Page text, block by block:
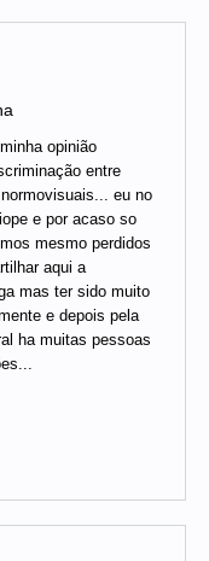
opinião
entre
eu no
e por acaso so
mesmo perdidos
aqui a
mas ter sido muito
e depois pela
ha muitas pessoas